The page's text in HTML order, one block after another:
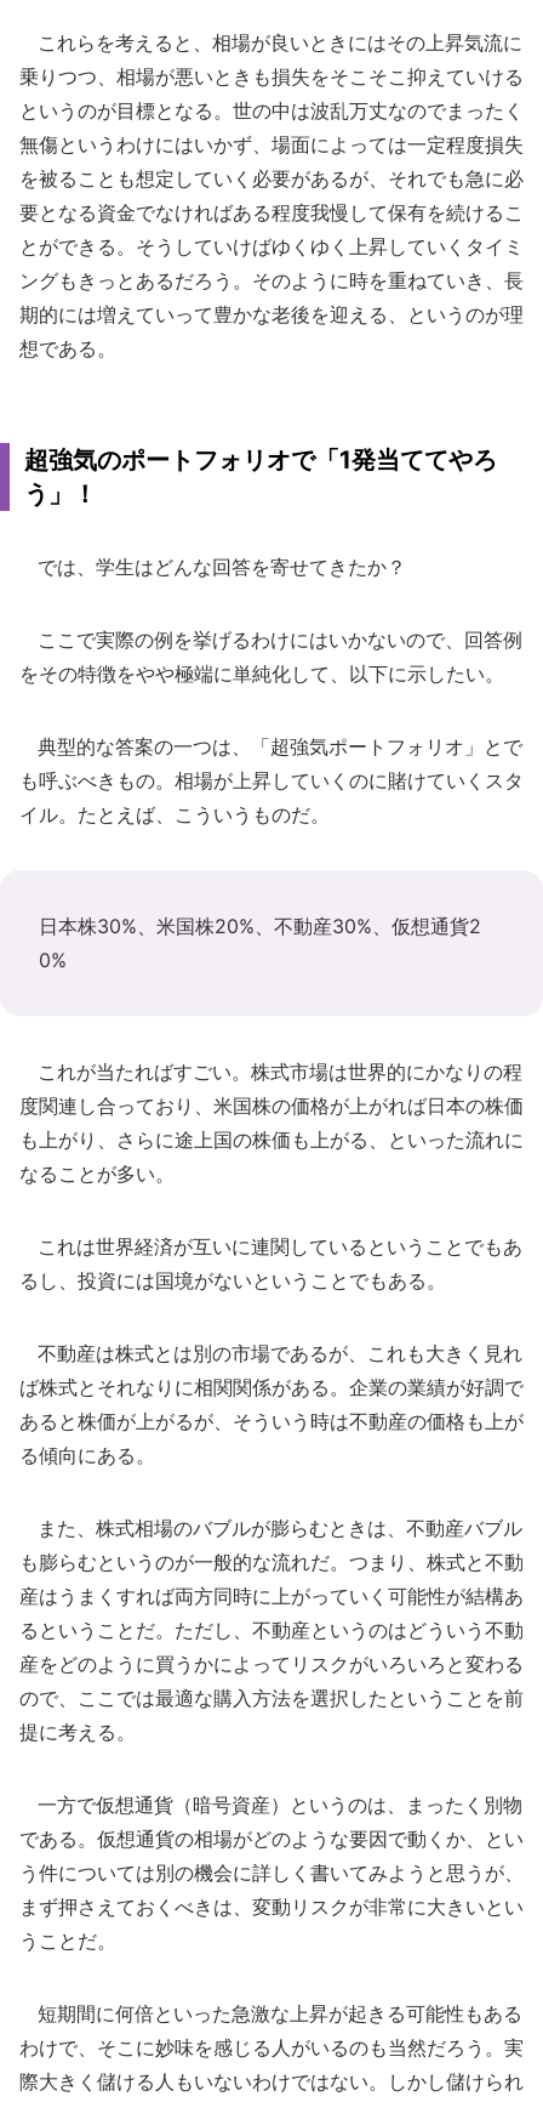
これらを考えると、相場が良いときにはその上昇気流に
乗りつつ、相場が悪いときも損失をそこそこ抑えていける
というのが目標となる。世の中は波乱万丈なのでまったく
無傷というわけにはいかず、場面によっては一定程度損失
を被ることも想定していく必要があるが、それでも急に必
要となる資金でなければある程度我慢して保有を続けるこ
とができる。そうしていけばゆくゆく上昇していくタイミ
ングもきっとあるだろう。そのように時を重ねていき、長
期的には増えていって豊かな老後を迎える、というのが理
想である。
超強気のポートフォリオで「1発当ててやろ
う」！
では、学生はどんな回答を寄せてきたか？
ここで実際の例を挙げるわけにはいかないので、回答例
をその特徴をやや極端に単純化して、以下に示したい。
典型的な答案の一つは、「超強気ポートフォリオ」とで
も呼ぶべきもの。相場が上昇していくのに賭けていくスタ
イル。たとえば、こういうものだ。
日本株30%、米国株20%、不動産30%、仮想通貨2
0%
これが当たればすごい。株式市場は世界的にかなりの程
度関連し合っており、米国株の価格が上がれば日本の株価
も上がり、さらに途上国の株価も上がる、といった流れに
なることが多い。
これは世界経済が互いに連関しているということでもあ
るし、投資には国境がないということでもある。
不動産は株式とは別の市場であるが、これも大きく見れ
ば株式とそれなりに相関関係がある。企業の業績が好調で
あると株価が上がるが、そういう時は不動産の価格も上が
る傾向にある。
また、株式相場のバブルが膨らむときは、不動産バブル
も膨らむというのが一般的な流れだ。つまり、株式と不動
産はうまくすれば両方同時に上がっていく可能性が結構あ
るということだ。ただし、不動産というのはどういう不動
産をどのように買うかによってリスクがいろいろと変わる
ので、ここでは最適な購入方法を選択したということを前
提に考える。
一方で仮想通貨（暗号資産）というのは、まったく別物
である。仮想通貨の相場がどのような要因で動くか、とい
う件については別の機会に詳しく書いてみようと思うが、
まず押さえておくべきは、変動リスクが非常に大きいとい
うことだ。
短期間に何倍といった急激な上昇が起きる可能性もある
わけで、そこに妙味を感じる人がいるのも当然だろう。実
際大きく儲ける人もいないわけではない。しかし儲けられ